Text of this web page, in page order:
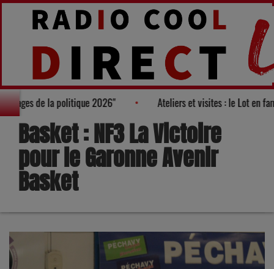
des "100 nouveaux visages de la politique 2026" Ateliers et
Basket : NF3 La Victoire
pour le Garonne Avenir
Basket